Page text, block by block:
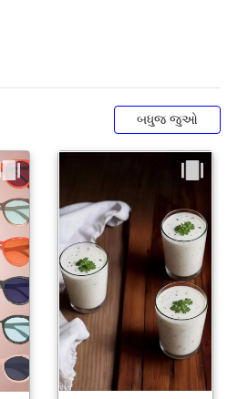
બધુજ જુઓ